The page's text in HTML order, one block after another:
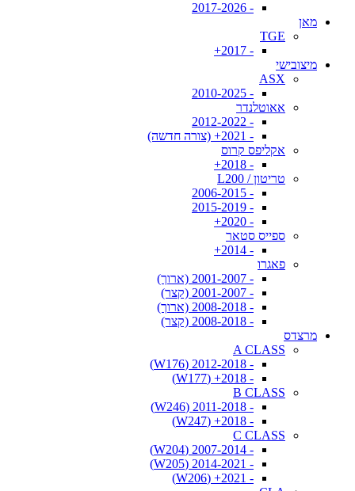
- 2017-2026
מאן
TGE
- 2017+
מיצובישי
ASX
- 2010-2025
אאוטלנדר
- 2012-2022
- 2021+ (צורה חדשה)
אקליפס קרוס
- 2018+
טריטון / L200
- 2006-2015
- 2015-2019
- 2020+
ספייס סטאר
- 2014+
פאגרו
- 2001-2007 (ארוך)
- 2001-2007 (קצר)
- 2008-2018 (ארוך)
- 2008-2018 (קצר)
מרצדס
A CLASS
- 2012-2018 (W176)
- 2018+ (W177)
B CLASS
- 2011-2018 (W246)
- 2018+ (W247)
C CLASS
- 2007-2014 (W204)
- 2014-2021 (W205)
- 2021+ (W206)